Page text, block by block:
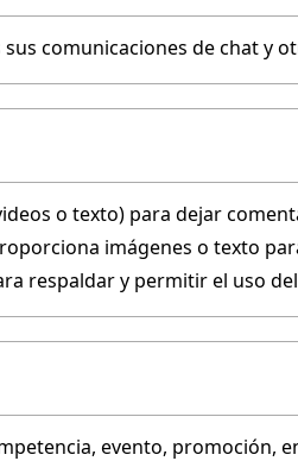
comunicaciones de chat y
o texto) para dejar
imágenes o texto
respaldar y permitir el uso
evento, promoción,